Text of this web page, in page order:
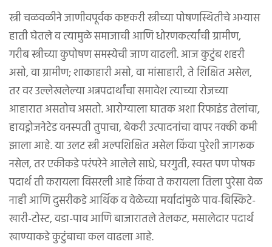
स्त्री चळवळीने जाणीवपूर्वक कष्टकरी स्त्रीच्या पोषणस्थितीचे अभ्यास
हाती घेतले व त्यामुळे समाजाची आणि धोरणकर्त्यांची ग्रामीण,
गरीब स्त्रीच्या कुपोषण समस्येची जाण वाढली. आज कुटुंब शहरी
असो, वा ग्रामीण; शाकाहारी असो, वा मांसाहारी, ते शिक्षित असेल,
तर वर उल्लेखलेल्या अन्नपदार्थांचा समावेश त्याच्या रोजच्या
आहारात असतोच असतो. आरोग्याला घातक अशा रिफाइंड तेलांचा,
हायड्रोजनेटेड वनस्पती तुपाचा, बेकरी उत्पादनांचा वापर नक्की कमी
झाला आहे. या उलट स्त्री अल्पशिक्षित असेल किंवा पुरेशी जागरूक
नसेल, तर एकीकडे परंपरेने आलेले साधे, घरगुती, स्वस्त पण पोषक
पदार्थ ती करायला विसरली आहे किंवा ते करायला तिला पुरेसा वेळ
नाही आणि दुसरीकडे आर्थिक व वेळेच्या मर्यादांमुळे पाव-बिस्किटे-
खारी-टोस्ट, वडा-पाव आणि बाजारातले तेलकट, मसालेदार पदार्थ
खाण्याकडे कुटुंबाचा कल वाढला आहे.